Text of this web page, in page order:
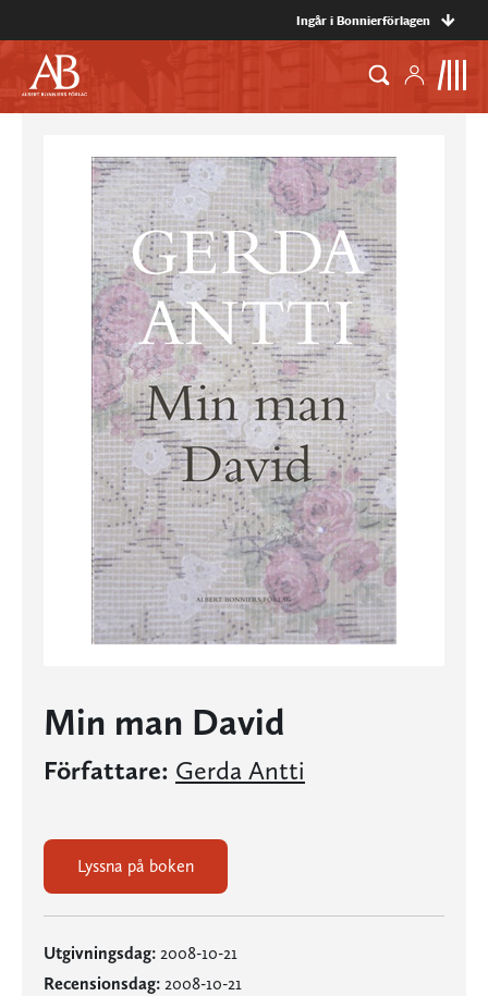
Ingår i Bonnierförlagen
Min man David
Författare: Gerda Antti
Lyssna på boken
Utgivningsdag: 2008-10-21
Recensionsdag: 2008-10-21